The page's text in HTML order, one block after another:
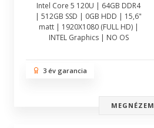
Intel Core 5 120U | 64GB DDR4
| 512GB SSD | 0GB HDD | 15,6"
matt | 1920X1080 (FULL HD) |
INTEL Graphics | NO OS
3 év garancia
MEGNÉZEM